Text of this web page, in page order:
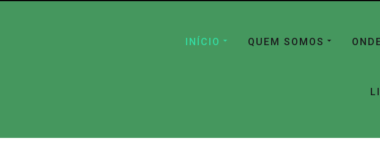
INÍCIO QUEM SOMOS